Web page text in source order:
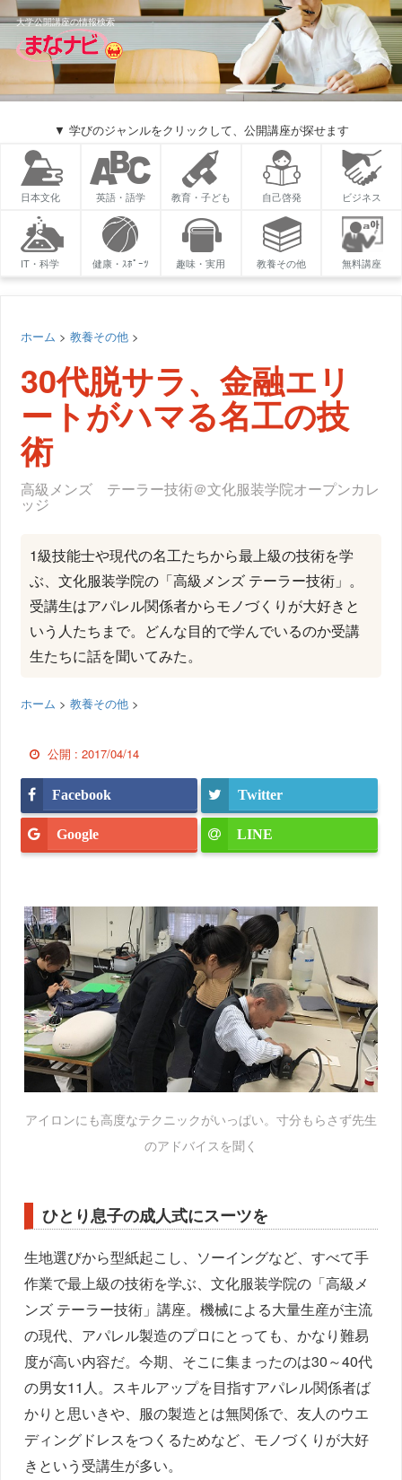
大学公開講座の情報検索
▼ 学びのジャンルをクリックして、公開講座が探せます
日本文化 英語・語学 教育・子ども 自己啓発 ビジネス
IT・科学 健康・ｽﾎﾟｰﾂ 趣味・実用 教養その他 無料講座
ホーム >教養その他 >
30代脱サラ、金融エリ
ートがハマる名工の技
術
高級メンズ テーラー技術＠文化服装学院オープンカレ
ッジ
1級技能士や現代の名工たちから最上級の技術を学
ぶ、文化服装学院の「高級メンズ テーラー技術」。
受講生はアパレル関係者からモノづくりが大好きと
いう人たちまで。どんな目的で学んでいるのか受講
生たちに話を聞いてみた。
ホーム >教養その他 >
公開 :2017/04/14
Facebook Twitter
Google LINE
アイロンにも高度なテクニックがいっぱい。寸分もらさず先生
のアドバイスを聞く
ひとり息子の成人式にスーツを
生地選びから型紙起こし、ソーイングなど、すべて手
作業で最上級の技術を学ぶ、文化服装学院の「高級メ
ンズ テーラー技術」講座。機械による大量生産が主流
の現代、アパレル製造のプロにとっても、かなり難易
度が高い内容だ。今期、そこに集まったのは30～40代
の男女11人。スキルアップを目指すアパレル関係者ば
かりと思いきや、服の製造とは無関係で、友人のウエ
ディングドレスをつくるためなど、モノづくりが大好
きという受講生が多い。